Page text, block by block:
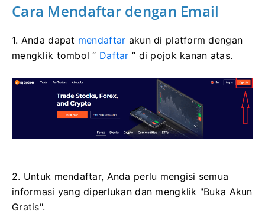
Cara Mendaftar dengan Email
1. Anda dapat mendaftar akun di platform dengan
mengklik tombol “ Daftar ” di pojok kanan atas.
2. Untuk mendaftar, Anda perlu mengisi semua
informasi yang diperlukan dan mengklik "Buka Akun
Gratis".